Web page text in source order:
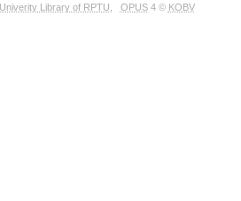
Univerity Library of RPTU OPUS4 © KOBV